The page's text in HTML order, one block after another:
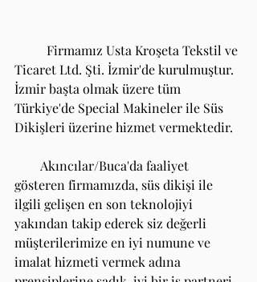
Ticaret Ltd. Şti. İzmir'de kurulmuştur.
İzmir başta olmak üzere tüm
Türkiye'de Special Makineler ile Süs
Dikişleri üzerine hizmet vermektedir.
gösteren firmamızda, süs dikişi ile
ilgili gelişen en son teknolojiyi
yakından takip ederek siz değerli
müşterilerimize en iyi numune ve
imalat hizmeti vermek adına